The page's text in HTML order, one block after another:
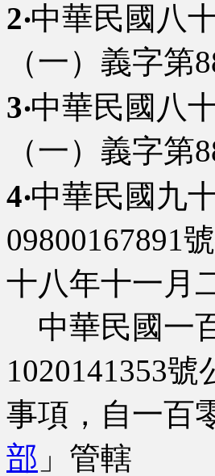
2‧中華民國八
（一）義字第
3‧中華民國八
（一）義字第
4‧中華民國九
09800167891
十八年十一月
中華民國一
1020141353號
事項，自一百
部 」管轄